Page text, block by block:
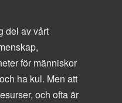
del av vårt
för människor
ha kul. Men att
och ofta är